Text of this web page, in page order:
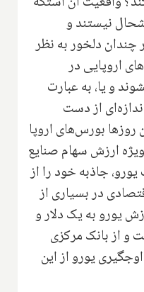
نیستند و
چندان دلخور به نظر
اروپایی در
و یا، به عبارت
از دست
بورس‌های اروپا
ارزش سهام صنایع
جاذبه خود را از
در بسیاری از
یورو به یک دلار و
از بانک مرکزی
یورو از این